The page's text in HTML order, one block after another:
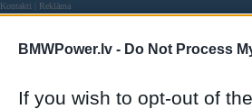
BMWPower.lv - Do Not Process
If you wish to opt-out of
Kontakti Reklāma